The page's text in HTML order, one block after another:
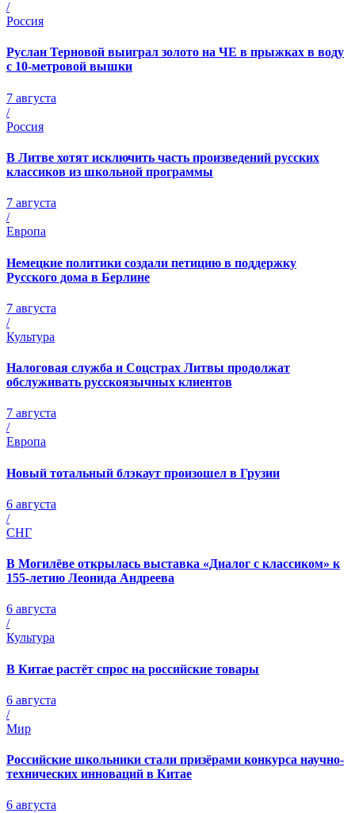
/
Россия
Руслан Терновой выиграл золото на ЧЕ в прыжках в воду
с 10-метровой вышки
7 августа
/
Россия
В Литве хотят исключить часть произведений русских
классиков из школьной программы
7 августа
/
Европа
Немецкие политики создали петицию в поддержку
Русского дома в Берлине
7 августа
/
Культура
Налоговая служба и Соцстрах Литвы продолжат
обслуживать русскоязычных клиентов
7 августа
/
Европа
Новый тотальный блэкаут произошел в Грузии
6 августа
/
СНГ
В Могилёве открылась выставка «Диалог с классиком» к
155-летию Леонида Андреева
6 августа
/
Культура
В Китае растёт спрос на российские товары
6 августа
/
Мир
Российские школьники стали призёрами конкурса научно-
технических инноваций в Китае
6 августа